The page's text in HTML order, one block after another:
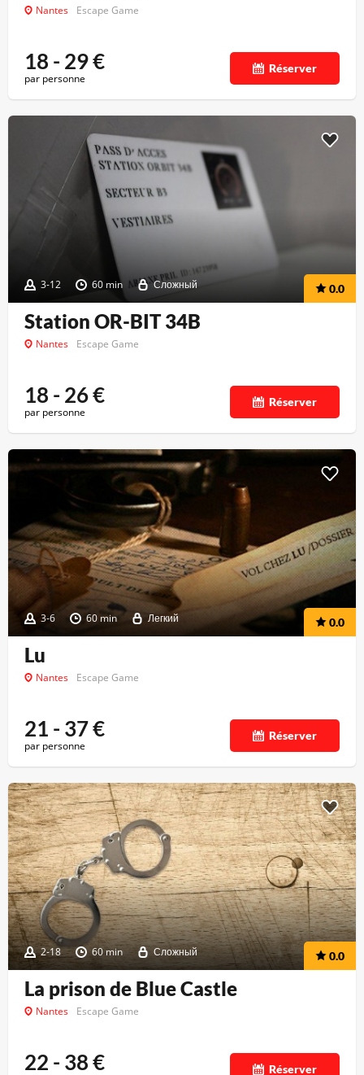
Nantes Escape Game
18 - 29€
par personne
Réserver
3-12 60 min Сложный 0.0
Station OR-BIT 34B
Nantes Escape Game
18 - 26€
par personne
Réserver
3-6 60 min Легкий 0.0
Lu
Nantes Escape Game
21 - 37€
par personne
Réserver
2-18 60 min Сложный 0.0
La prison de Blue Castle
Nantes Escape Game
22 - 38€ Réserver